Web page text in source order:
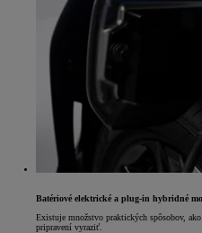
Batériové elektrické a plug-in hybridné
Existuje množstvo praktických spôsobov,
pripravení vyraziť.